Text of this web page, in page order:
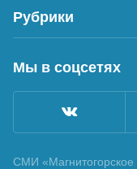
Рубрики
Мы в соцсетях
СМИ «Магнитогорское